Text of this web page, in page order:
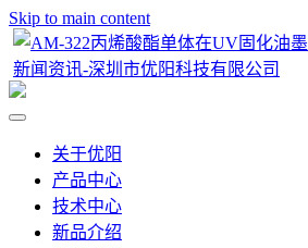
Skip to main content
关于优阳
产品中心
技术中心
新品介绍